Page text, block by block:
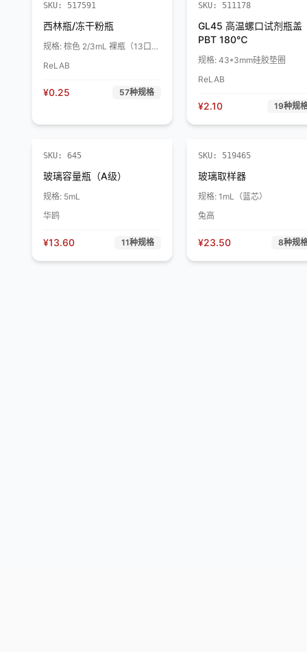
SKU: 517591
西林瓶/冻干粉瓶
规格: 棕色 2/3mL 裸瓶（13口
ReLAB
¥0.25 57种规格
SKU: 511178
GL45 高温螺口试剂瓶盖
PBT 180℃
规格: 43*3mm硅胶垫圈
ReLAB
¥2.10 19种规
SKU: 645
玻璃容量瓶（A级）
规格: 5mL
华鸥
¥13.60 11种规格
SKU: 519465
玻璃取样器
规格: 1mL（蓝芯）
兔高
¥23.50 8种规